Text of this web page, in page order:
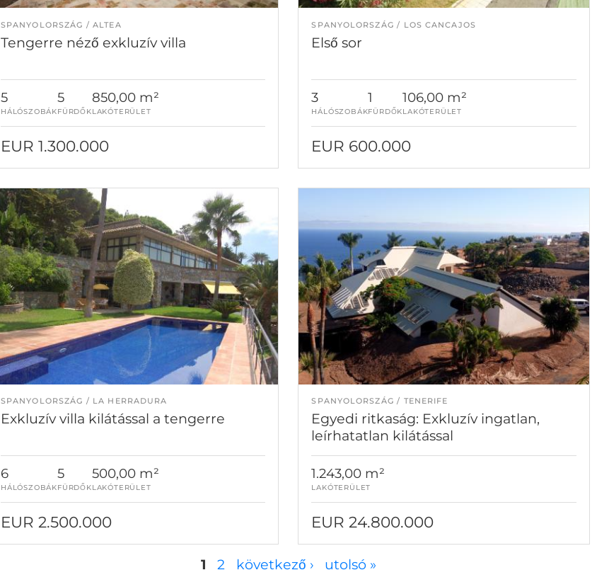
SPANYOLORSZÁG ALTEA
Tengerre néző exkluzív villa
5
HÁLÓSZOBÁK
5
FÜRDŐK
850,00 m²
LAKÓTERÜLET
EUR 1.300.000
SPANYOLORSZÁG LOS CANCAJOS
Első sor
3
HÁLÓSZOBÁK
1
FÜRDŐK
106,00 m²
LAKÓTERÜLET
EUR 600.000
SPANYOLORSZÁG LA HERRADURA
Exkluzív villa kilátással a tengerre
6
HÁLÓSZOBÁK
5
FÜRDŐK
500,00 m²
LAKÓTERÜLET
EUR 2.500.000
SPANYOLORSZÁG TENERIFE
Egyedi ritkaság: Exkluzív ingatlan,
leírhatatlan kilátással
1.243,00 m²
LAKÓTERÜLET
EUR 24.800.000
1 2 következő › utolsó »